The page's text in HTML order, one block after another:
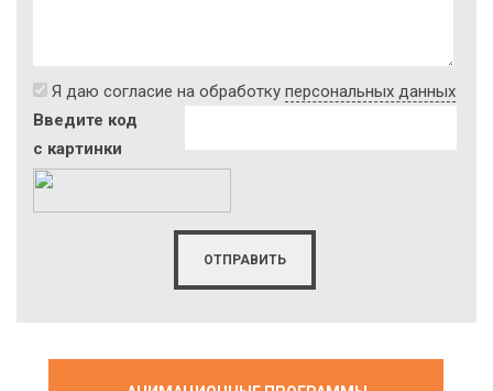
Я даю согласие на обработку персональных данных
Введите код
с картинки